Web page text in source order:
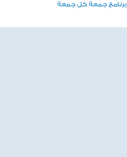
برنامج جمعة كل جمعة